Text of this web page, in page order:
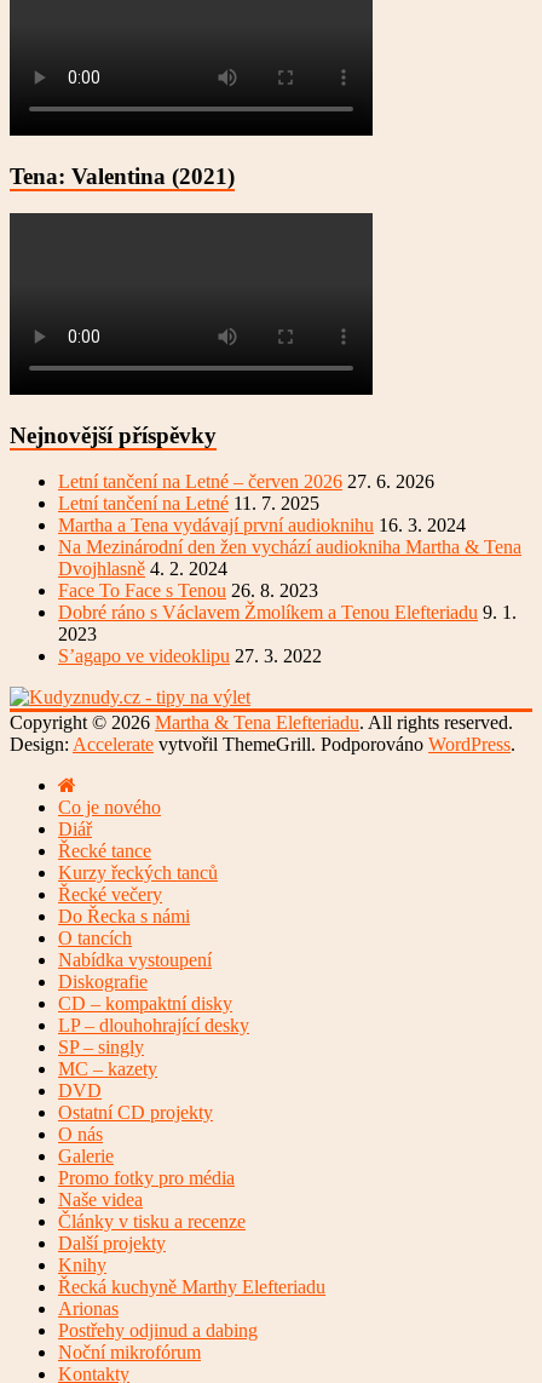
Tena: Valentina (2021)
Nejnovější příspěvky
Letní tančení na Letné – červen 2026 27. 6. 2026
Letní tančení na Letné 11. 7. 2025
Martha a Tena vydávají první audioknihu 16. 3. 2024
Na Mezinárodní den žen vychází audiokniha Martha & Tena
Dvojhlasně 4. 2. 2024
Face To Face s Tenou 26. 8. 2023
Dobré ráno s Václavem Žmolíkem a Tenou Elefteriadu 9. 1.
2023
S’agapo ve videoklipu 27. 3. 2022
Copyright © 2026 Martha & Tena Elefteriadu. All rights reserved.
Design: Accelerate vytvořil ThemeGrill. Podporováno WordPress.
Co je nového
Diář
Řecké tance
Kurzy řeckých tanců
Řecké večery
Do Řecka s námi
O tancích
Nabídka vystoupení
Diskografie
CD – kompaktní disky
LP – dlouhohrající desky
SP – singly
MC – kazety
DVD
Ostatní CD projekty
O nás
Galerie
Promo fotky pro média
Naše videa
Články v tisku a recenze
Další projekty
Knihy
Řecká kuchyně Marthy Elefteriadu
Arionas
Postřehy odjinud a dabing
Noční mikrofórum
Kontakty